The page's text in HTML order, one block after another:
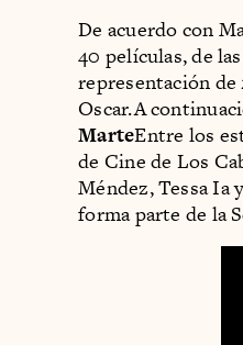
De acuerdo con
40 películas, de
representación de
Oscar.A
MarteEntre los
de Cine de Los
Méndez, Tessa
forma parte de la